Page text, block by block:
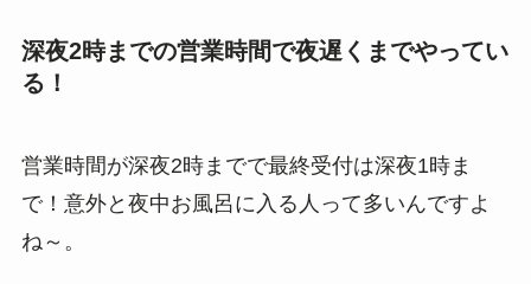
深夜2時までの営業時間で夜遅くまでやってい
る！
営業時間が深夜2時までで最終受付は深夜1時ま
で！意外と夜中お風呂に入る人って多いんですよ
ね～。